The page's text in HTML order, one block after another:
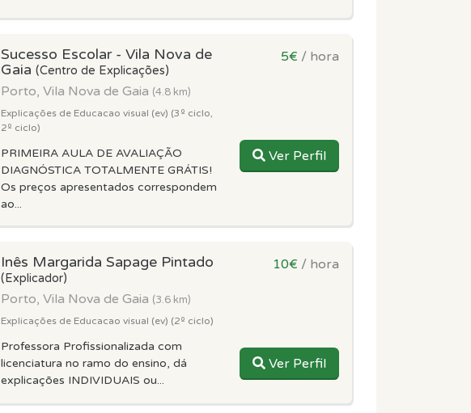
Sucesso Escolar - Vila Nova de
Gaia (Centro de Explicações)
Porto, Vila Nova de Gaia (4.8 km)
Explicações de Educacao visual (ev) (3º ciclo,
2º ciclo)
PRIMEIRA AULA DE AVALIAÇÃO
DIAGNÓSTICA TOTALMENTE GRÁTIS!
Os preços apresentados correspondem
ao...
5€ / hora
Ver Perfil
Inês Margarida Sapage Pintado
(Explicador)
Porto, Vila Nova de Gaia (3.6 km)
Explicações de Educacao visual (ev) (2º ciclo)
Professora Profissionalizada com
licenciatura no ramo do ensino, dá
explicações INDIVIDUAIS ou...
10€ / hora
Ver Perfil